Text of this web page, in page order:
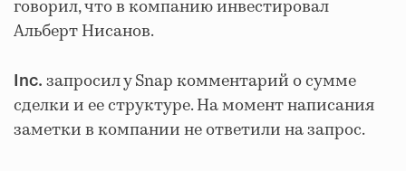
говорил, что в компанию инвестировал
Альберт Нисанов.
Inc. запросил у Snap комментарий о сумме
сделки и ее структуре. На момент написания
заметки в компании не ответили на запрос.